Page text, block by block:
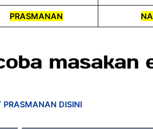
PRASMANAN
PRASMANAN DISINI